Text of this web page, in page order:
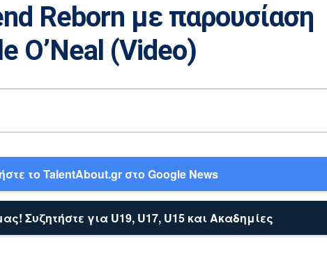
Reborn με παρουσίαση
O’Neal (Video)
το TalentAbout.gr στο Google News
Συζητήστε για U19, U17, U15 και Ακαδημίες